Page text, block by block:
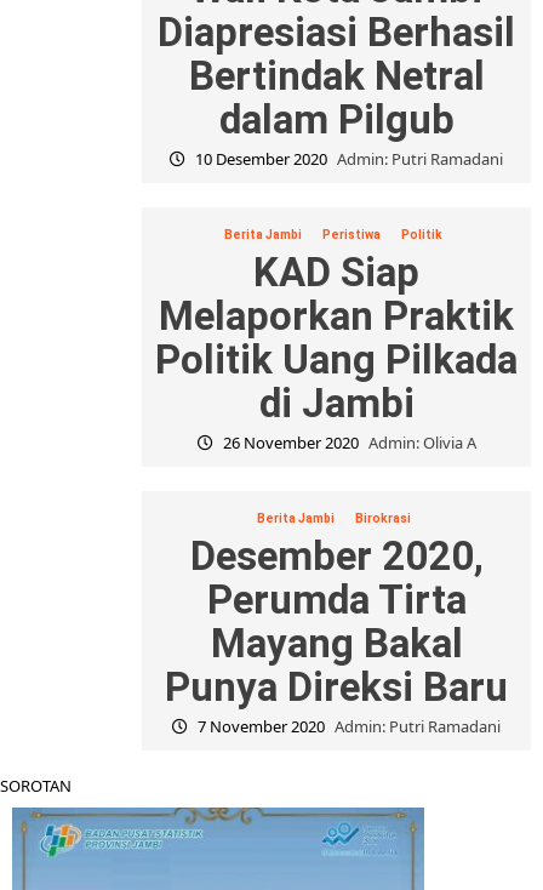
Diapresiasi Berhasil
Bertindak Netral
dalam Pilgub
10 Desember 2020 Admin: Putri Ramadani
Berita Jambi Peristiwa Politik
KAD Siap
Melaporkan Praktik
Politik Uang Pilkada
di Jambi
26 November 2020 Admin: Olivia A
Berita Jambi Birokrasi
Desember 2020,
Perumda Tirta
Mayang Bakal
Punya Direksi Baru
7 November 2020 Admin: Putri Ramadani
SOROTAN